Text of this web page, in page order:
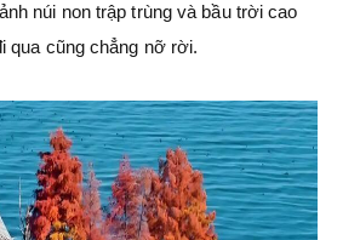
núi non trập trùng và bầu trời cao
qua cũng chẳng nỡ rời.